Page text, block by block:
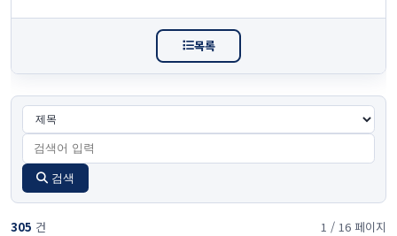
목록
검색
305 건 1 / 16 페이지